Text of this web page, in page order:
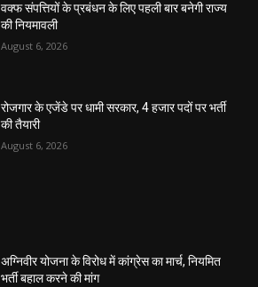
वक्फ संपत्तियों के प्रबंधन के लिए पहली बार बनेगी राज्य
की नियमावली
August 6, 2026
रोजगार के एजेंडे पर धामी सरकार, 4 हजार पदों पर भर्ती
की तैयारी
August 6, 2026
अग्निवीर योजना के विरोध में कांग्रेस का मार्च, नियमित
भर्ती बहाल करने की मांग